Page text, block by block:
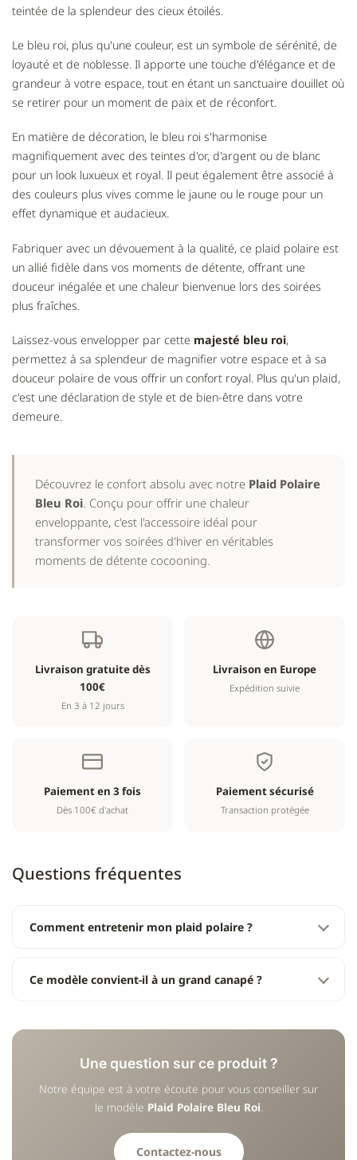
teintée de la splendeur des cieux étoilés.
Le bleu roi, plus qu'une couleur, est un symbole de sérénité, de
loyauté et de noblesse. Il apporte une touche d'élégance et de
grandeur à votre espace, tout en étant un sanctuaire douillet où
se retirer pour un moment de paix et de réconfort.
En matière de décoration, le bleu roi s'harmonise
magnifiquement avec des teintes d'or, d'argent ou de blanc
pour un look luxueux et royal. Il peut également être associé à
des couleurs plus vives comme le jaune ou le rouge pour un
effet dynamique et audacieux.
Fabriquer avec un dévouement à la qualité, ce plaid polaire est
un allié fidèle dans vos moments de détente, offrant une
douceur inégalée et une chaleur bienvenue lors des soirées
plus fraîches.
Laissez-vous envelopper par cette majesté bleu roi,
permettez à sa splendeur de magnifier votre espace et à sa
douceur polaire de vous offrir un confort royal. Plus qu'un plaid,
c'est une déclaration de style et de bien-être dans votre
demeure.
Découvrez le confort absolu avec notre Plaid Polaire
Bleu Roi. Conçu pour offrir une chaleur
enveloppante, c'est l'accessoire idéal pour
transformer vos soirées d'hiver en véritables
moments de détente cocooning.
Livraison gratuite dès
100€
En 3 à 12 jours
Livraison en Europe
Expédition suivie
Paiement en 3 fois
Dès 100€ d'achat
Paiement sécurisé
Transaction protégée
Questions fréquentes
Comment entretenir mon plaid polaire ?
Ce modèle convient-il à un grand canapé ?
Une question sur ce produit ?
Notre équipe est à votre écoute pour vous conseiller sur
le modèle Plaid Polaire Bleu Roi.
Contactez-nous